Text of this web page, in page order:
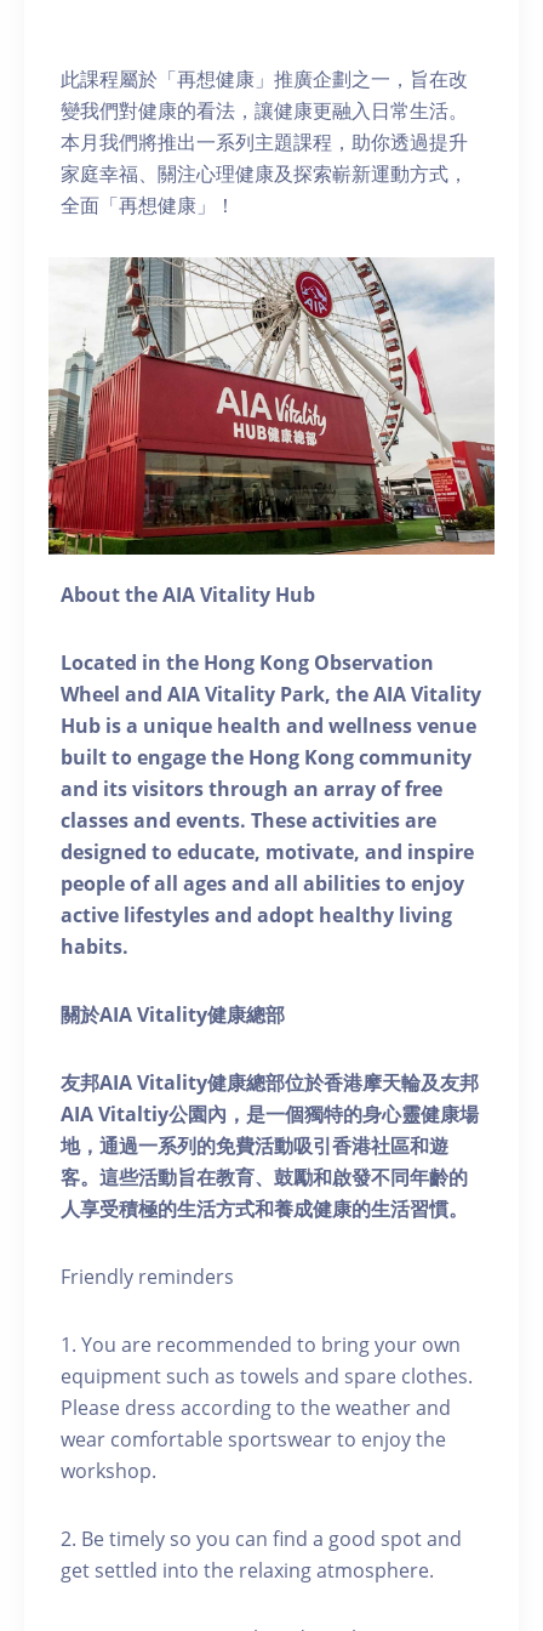
此課程屬於「再想健康」推廣企劃之一，旨在改
變我們對健康的看法，讓健康更融入日常生活。
本月我們將推出一系列主題課程，助你透過提升
家庭幸福、關注心理健康及探索嶄新運動方式，
全面「再想健康」！
About the AIA Vitality Hub
Located in the Hong Kong Observation
Wheel and AIA Vitality Park, the AIA Vitality
Hub is a unique health and wellness venue
built to engage the Hong Kong community
and its visitors through an array of free
classes and events. These activities are
designed to educate, motivate, and inspire
people of all ages and all abilities to enjoy
active lifestyles and adopt healthy living
habits.
關於AIA Vitality健康總部
友邦AIA Vitality健康總部位於香港摩天輪及友邦
AIA Vitaltiy公園內，是一個獨特的身心靈健康場
地，通過一系列的免費活動吸引香港社區和遊
客。這些活動旨在教育、鼓勵和啟發不同年齡的
人享受積極的生活方式和養成健康的生活習慣。
Friendly reminders
1. You are recommended to bring your own
equipment such as towels and spare clothes.
Please dress according to the weather and
wear comfortable sportswear to enjoy the
workshop.
2. Be timely so you can find a good spot and
get settled into the relaxing atmosphere.